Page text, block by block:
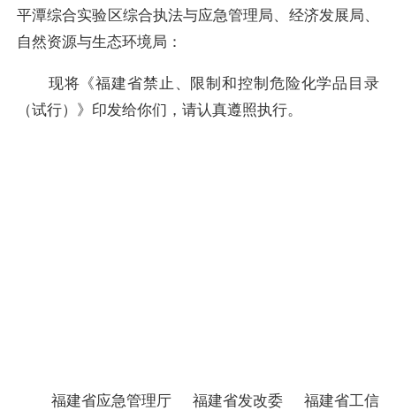
平潭综合实验区综合执法与应急管理局、经济发展局、
自然资源与生态环境局：
现将《福建省禁止、限制和控制危险化学品目录
（试行）》印发给你们，请认真遵照执行。
福建省应急管理厅 福建省发改委 福建省工信